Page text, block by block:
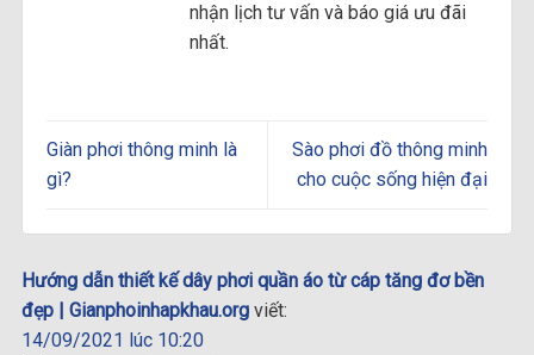
nhận lịch tư vấn và báo giá ưu đãi
nhất.
Giàn phơi thông minh là
gì?
Sào phơi đồ thông minh
cho cuộc sống hiện đại
Hướng dẫn thiết kế dây phơi quần áo từ cáp tăng đơ bền
đẹp | Gianphoinhapkhau.org viết:
14/09/2021 lúc 10:20